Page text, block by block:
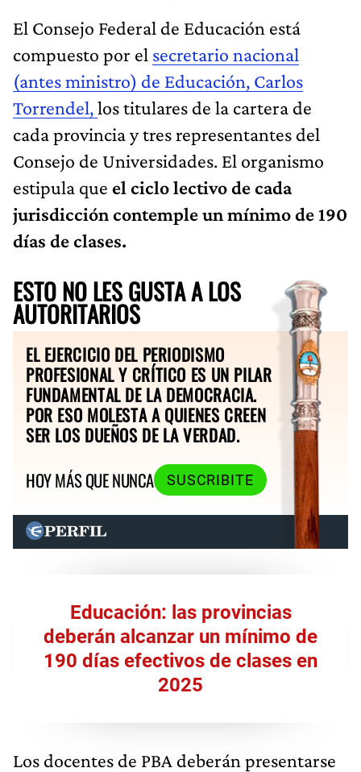
El Consejo Federal de Educación está
compuesto por el secretario nacional
(antes ministro) de Educación, Carlos
Torrendel,los titulares de la cartera de
cada provincia y tres representantes del
Consejo de Universidades. El organismo
estipula que el ciclo lectivo de cada
jurisdicción contemple un mínimo de 190
días de clases.
ESTO NO LES GUSTA A LOS
AUTORITARIOS
EL EJERCICIO DEL PERIODISMO
PROFESIONAL Y CRÍTICO ES UN PILAR
FUNDAMENTAL DE LA DEMOCRACIA.
POR ESO MOLESTA A QUIENES CREEN
SER LOS DUEÑOS DE LA VERDAD.
HOY MÁS QUE NUNCA
SUSCRIBITE
Educación: las provincias
deberán alcanzar un mínimo de
190 días efectivos de clases en
2025
Los docentes de PBA deberán presentarse